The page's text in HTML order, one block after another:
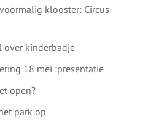
klooster: Circus
over kinderbadje
18 mei :presentatie
open?
park op